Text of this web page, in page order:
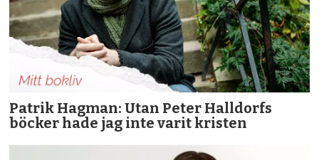
Patrik Hagman: Utan Peter Halldorfs
böcker hade jag inte varit kristen